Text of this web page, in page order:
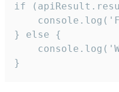
if
} else {
}